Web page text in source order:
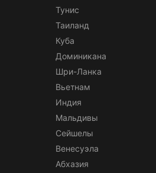
Тунис
Таиланд
Куба
Доминикана
Шри-Ланка
Вьетнам
Индия
Мальдивы
Сейшелы
Венесуэла
Абхазия